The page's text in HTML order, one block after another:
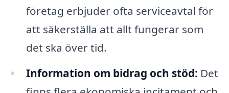
företag erbjuder ofta serviceavtal för
att säkerställa att allt fungerar som
det ska över tid.
Information om bidrag och stöd: Det